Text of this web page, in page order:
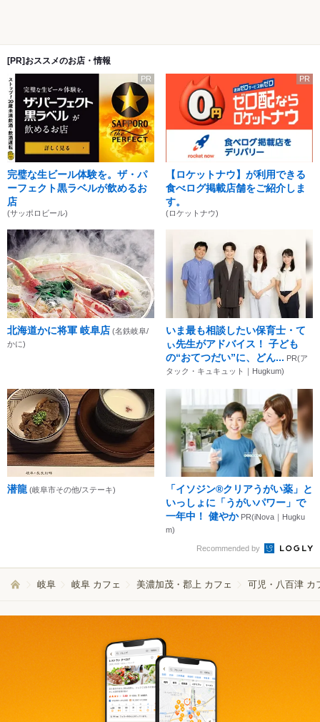
[PR]おススメのお店・情報
PR
完璧な生ビール体験を。ザ・パ
ーフェクト黒ラベルが飲めるお
店
(サッポロビール)
PR
【ロケットナウ】が利用できる
食べログ掲載店舗をご紹介しま
す。
(ロケットナウ)
北海道かに将軍 岐阜店 (名鉄岐阜/
かに)
いま最も相談したい保育士・て
ぃ先生がアドバイス！ 子ども
の“おてつだい”に、どん... PR(ア
タック・キュキュット｜Hugkum)
潜龍 (岐阜市その他/ステーキ)
「イソジン®クリアうがい薬」と
いっしょに「うがいパワー」で
一年中！ 健やか PR(iNova｜Hugku
m)
Recommended by
岐阜 岐阜 カフェ 美濃加茂・郡上 カフェ 可児・八百津 カ